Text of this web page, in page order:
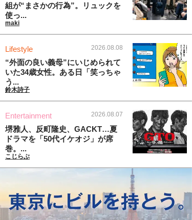
組が“まさかの行為”。リュックを
使っ...
maki
Lifestyle 2026.08.08
“外面の良い義母”にいじめられて
いた34歳女性。ある日「笑っちゃ
う...
鈴木詩子
Entertainment 2026.08.07
堺雅人、反町隆史、GACKT…夏
ドラマを「50代イケオジ」が席
巻。...
こじらぶ